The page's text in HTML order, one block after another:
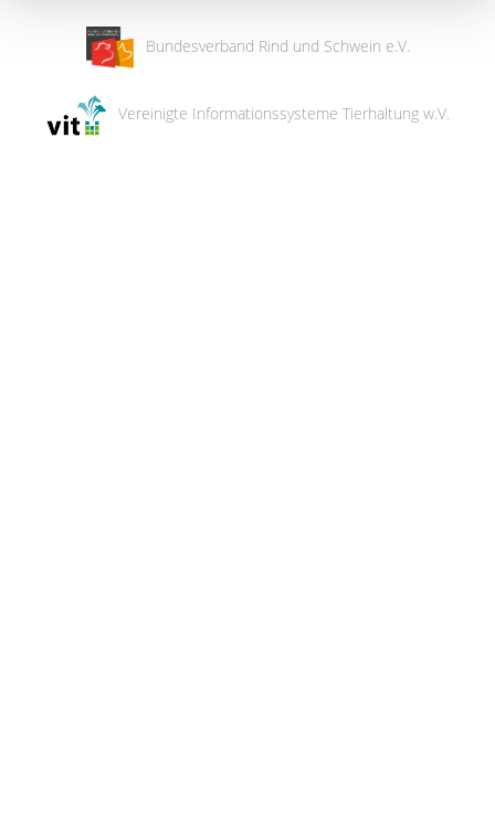
Bundesverband Rind und Schwein e.V.
Vereinigte Informationssysteme Tierhaltung w.V.